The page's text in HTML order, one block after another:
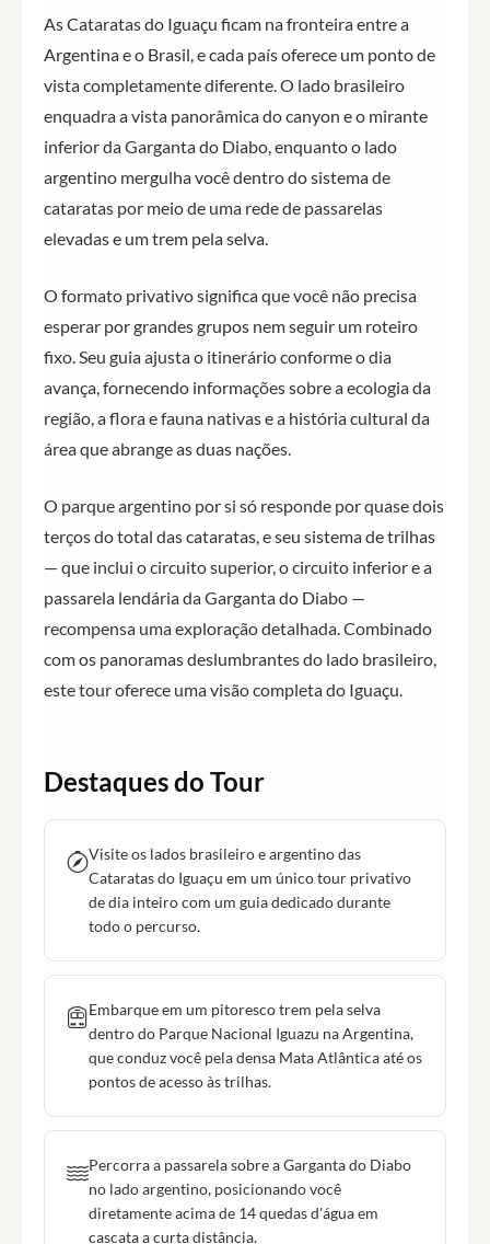
As Cataratas do Iguaçu ficam na fronteira entre a
Argentina e o Brasil, e cada país oferece um ponto de
vista completamente diferente. O lado brasileiro
enquadra a vista panorâmica do canyon e o mirante
inferior da Garganta do Diabo, enquanto o lado
argentino mergulha você dentro do sistema de
cataratas por meio de uma rede de passarelas
elevadas e um trem pela selva.
O formato privativo significa que você não precisa
esperar por grandes grupos nem seguir um roteiro
fixo. Seu guia ajusta o itinerário conforme o dia
avança, fornecendo informações sobre a ecologia da
região, a flora e fauna nativas e a história cultural da
área que abrange as duas nações.
O parque argentino por si só responde por quase dois
terços do total das cataratas, e seu sistema de trilhas
— que inclui o circuito superior, o circuito inferior e a
passarela lendária da Garganta do Diabo —
recompensa uma exploração detalhada. Combinado
com os panoramas deslumbrantes do lado brasileiro,
este tour oferece uma visão completa do Iguaçu.
Destaques do Tour
Visite os lados brasileiro e argentino das
Cataratas do Iguaçu em um único tour privativo
de dia inteiro com um guia dedicado durante
todo o percurso.
Embarque em um pitoresco trem pela selva
dentro do Parque Nacional Iguazu na Argentina,
que conduz você pela densa Mata Atlântica até os
pontos de acesso às trilhas.
Percorra a passarela sobre a Garganta do Diabo
no lado argentino, posicionando você
diretamente acima de 14 quedas d'água em
cascata a curta distância.